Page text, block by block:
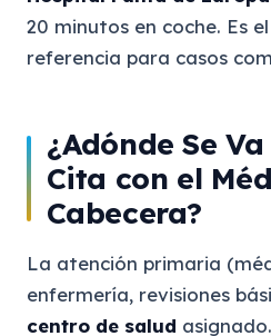
20 minutos en coche. Es
referencia para casos
¿Adónde Se
Cita con el
Cabecera?
La atención primaria
enfermería, revisiones
centro de salud